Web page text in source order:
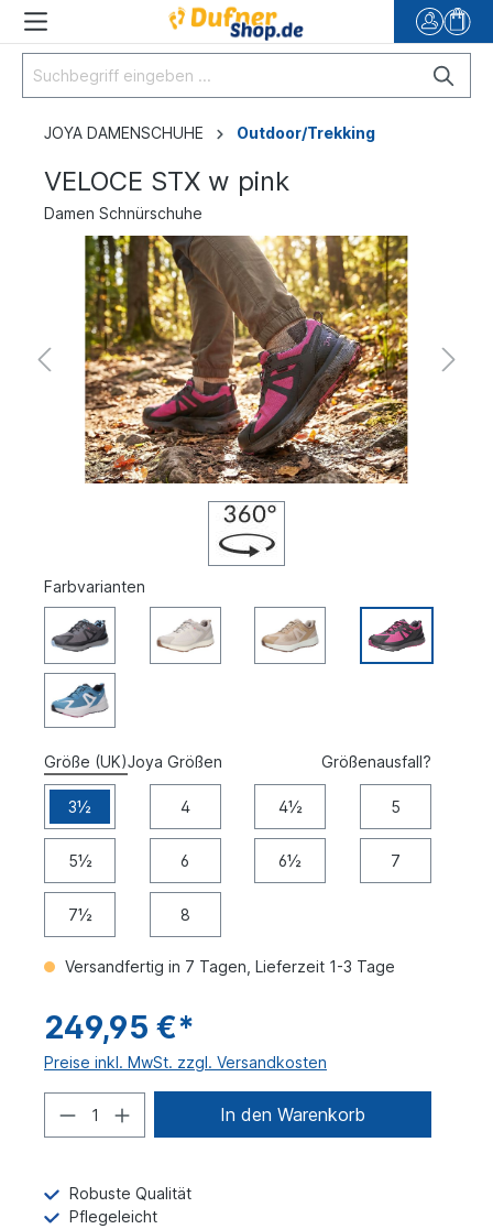
JOYA DAMENSCHUHE Outdoor/Trekking
VELOCE STX w pink
Damen Schnürschuhe
Farbvarianten
Größe (UK)Joya Größen Größenausfall?
3½ 4 4½ 5
5½ 6 6½ 7
7½ 8
Versandfertig in 7 Tagen, Lieferzeit 1-3 Tage
249,95 €*
Preise inkl. MwSt. zzgl. Versandkosten
In den Warenkorb
Robuste Qualität
Pflegeleicht